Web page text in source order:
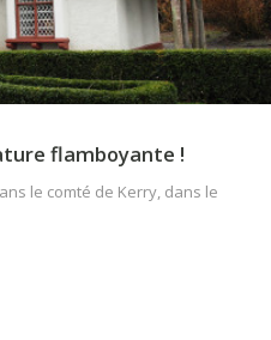
flamboyante !
le comté de Kerry, dans le